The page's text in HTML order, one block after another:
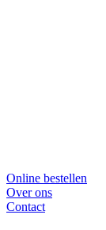
Online bestellen
Over ons
Contact